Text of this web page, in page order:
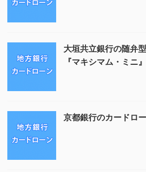
大垣共立銀行の随弁
『マキシマム・ミニ』
京都銀行のカードロ